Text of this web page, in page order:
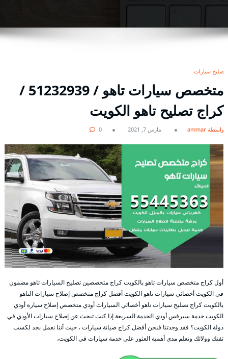
تصليح سيارات
متخصص سيارات تاهو / 51232939‬ /
كراج تصليح تاهو الكويت
بواسطة ammar مارس 7, 2021 0
أول كراج متخصص سيارات تاهو بالكويت كراج متخصصين تصليح السيارات تاهو مضمون
في الكويت أخصائي سيارات تاهو الكويت أفضل كراج متخصص إصلاح سيارات التاهو
بالكويت كراج تصليح سيارات تاهو أخصائي السيارات أودي متخصص إصلاح سيارة أودي
الكويت خدمة سيرفس أودي الخدمة السريعة إذا كنت تبحث عن إصلاح سيارات الأودي في
دولة الكويت؟ فقد وجدتنا فنحن أفضل كراج صيانة سيارات ، حيث أننا نعمل بجد لكسب
ثقتك وولائك ونعلم مدى أهمية العثور على خدمة سيارات في الكويت،